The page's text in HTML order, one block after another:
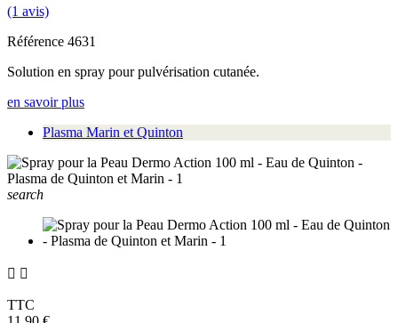
(1 avis)
Référence 4631
Solution en spray pour pulvérisation cutanée.
en savoir plus
Plasma Marin et Quinton
search
 
TTC